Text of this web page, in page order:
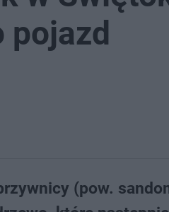
pojazd
(pow.